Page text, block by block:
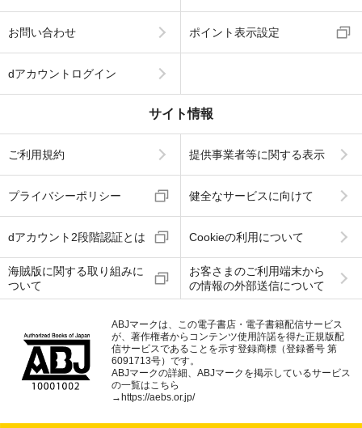
お問い合わせ ポイント表示設定
dアカウントログイン
サイト情報
ご利用規約 提供事業者等に関する表示
プライバシーポリシー 健全なサービスに向けて
dアカウント2段階認証とは Cookieの利用について
海賊版に関する取り組みに
ついて
お客さまのご利用端末から
の情報の外部送信について
ABJマークは、この電子書店・電子書籍配信サービス
が、著作権者からコンテンツ使用許諾を得た正規版配
信サービスであることを示す登録商標（登録番号 第
6091713号）です。
ABJマークの詳細、ABJマークを掲示しているサービス
の一覧はこちら
→ https://aebs.or.jp/